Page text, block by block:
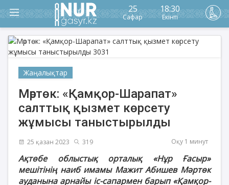
25
Сафар
18:30
Екінті
Жаңалықтар
Мәртөк: «Қамқор-Шарапат»
салттық қызмет көрсету
жұмысы таныстырылды
25 қазан 2023 319 Оқу 1 минут
Ақтөбе облыстық орталық «Нұр Ғасыр»
мешітінің наиб имамы Мажит Абишев Мәртөк
ауданына арнайы іс-сапармен барып «Қамқор-